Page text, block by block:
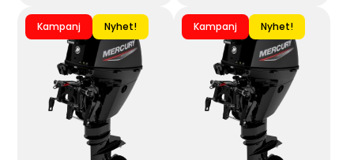
Kampanj Nyhet! Kampanj Nyhet!